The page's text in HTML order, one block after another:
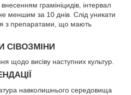
грамініцидів, інтервал
меншим за 10 днів. Слід уникати
з препаратами, що мають
СІВОЗМІНИ
щодо висіву наступних культур.
навколишнього середовища